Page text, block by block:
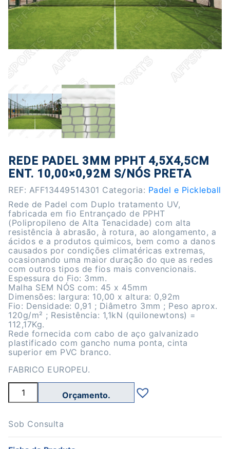
REDE PADEL 3MM PPHT 4,5X4,5CM
ENT. 10,00×0,92M S/NÓS PRETA
REF: AFF13449514301 Categoria: Padel e Pickleball
Rede de Padel com Duplo tratamento UV,
fabricada em fio Entrançado de PPHT
(Polipropileno de Alta Tenacidade) com alta
resistência à abrasão, à rotura, ao alongamento, a
ácidos e a produtos quimicos, bem como a danos
causados por condições climatéricas extremas,
ocasionando uma maior duração do que as redes
com outros tipos de fios mais convencionais.
Espessura do Fio: 3mm.
Malha SEM NÓS com: 45 x 45mm
Dimensões: largura: 10,00 x altura: 0,92m
Fio: Densidade: 0,91 ; Diâmetro 3mm ; Peso aprox.
120g/m² ; Resistência: 1,1kN (quilonewtons) =
112,17Kg.
Rede fornecida com cabo de aço galvanizado
plastificado com gancho numa ponta, cinta
superior em PVC branco.
FABRICO EUROPEU.
Quantidade
Rede
3mm
Sob Consulta